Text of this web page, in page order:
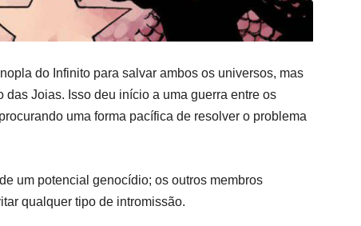
do Infinito para salvar ambos os universos, mas
Joias. Isso deu início a uma guerra entre os
uma forma pacífica de resolver o problema
um potencial genocídio; os outros membros
qualquer tipo de intromissão.